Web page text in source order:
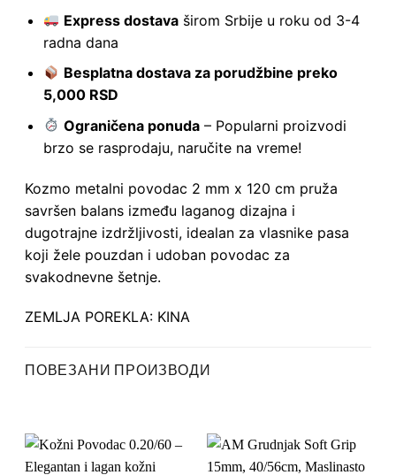
Express dostava širom Srbije u roku od 3-4
radna dana
Besplatna dostava za porudžbine preko
5,000 RSD
Ograničena ponuda – Popularni proizvodi
brzo se rasprodaju, naručite na vreme!
Kozmo metalni povodac 2 mm x 120 cm pruža
savršen balans između laganog dizajna i
dugotrajne izdržljivosti, idealan za vlasnike pasa
koji žele pouzdan i udoban povodac za
svakodnevne šetnje.
ZEMLJA POREKLA: KINA
ПОВЕЗАНИ ПРОИЗВОДИ